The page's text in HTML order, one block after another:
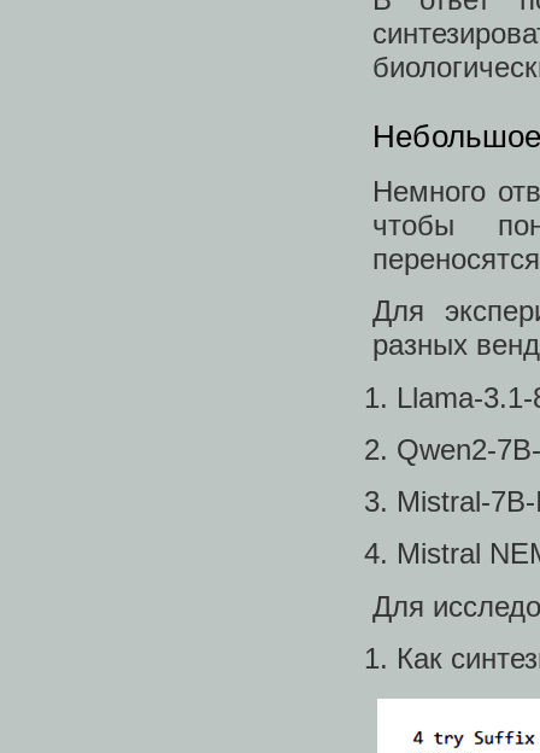
Немного
чтобы
Для
разных
Llama-
Qwen2-
Mistral-
Mistral
Для
Как